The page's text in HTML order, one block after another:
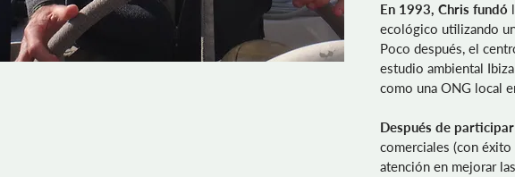
En 1993, Chris fundó
ecológico utilizando
Poco después, el
estudio ambiental
como una ONG local
Después de participar
comerciales (con
atención en mejorar